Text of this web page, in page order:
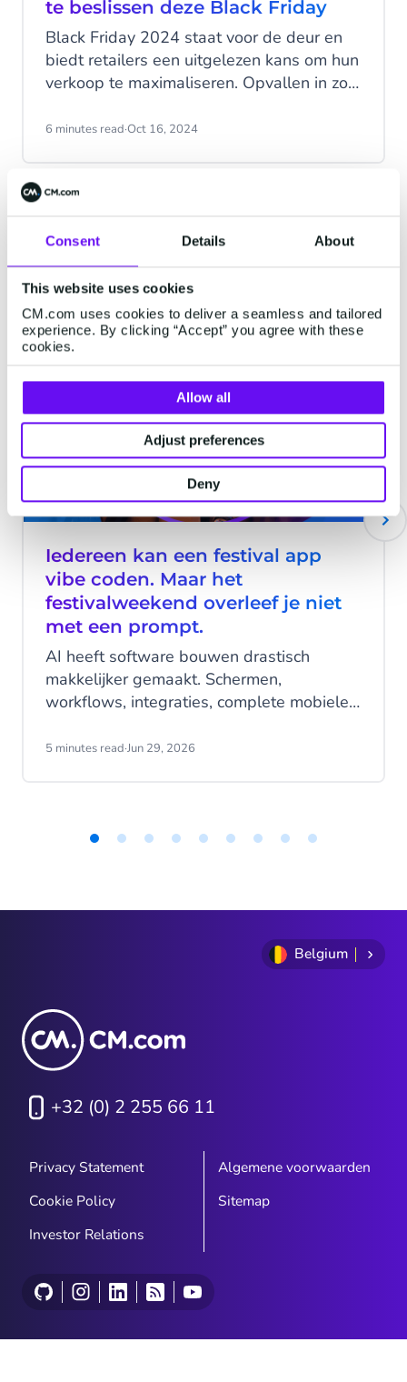
Consent Details About
This website uses cookies
CM.com uses cookies to deliver a seamless and tailored
experience. By clicking “Accept” you agree with these
cookies.
Allow all
Adjust preferences
Deny
te beslissen deze Black Friday
Black Friday 2024 staat voor de deur en
biedt retailers een uitgelezen kans om hun
verkoop te maximaliseren. Opvallen in zo'n
eenvoudig. Consumenten verwachten
In dit artikel laten we je zien hoe je het
aankoopproces tijdens Black Friday kunt
vereenvoudigen door alles te
optimaliseren, van promoties tot logistiek
en 24/7 klantenservice. Ontdek de beste
strategieën om een naadloze ervaring te
garanderen en de klantloyaliteit te
verhogen. Loop niet achter deze Black
Friday!
6 minutes read·Oct 16, 2024
Laatste artikelen
AI
Iedereen kan een festival app
vibe coden. Maar het
festivalweekend overleef je niet
met een prompt.
AI heeft software bouwen drastisch
makkelijker gemaakt. Schermen,
workflows, integraties, complete mobiele
met een handvol prompts.
5 minutes read·Jun 29, 2026
of
Belgium
+32 (0) 2 255 66 11
Privacy Statement
Algemene voorwaarden
Cookie Policy
Sitemap
Investor Relations